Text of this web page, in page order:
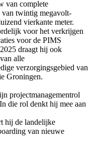
van complete
van twintig megavolt-
vierkante meter.
voor het verkrijgen
voor de PIMS
draagt hij ook
alle
verzorgingsgebied van
Groningen.
projectmanagementrol
die rol denkt hij mee aan
hij de landelijke
van nieuwe